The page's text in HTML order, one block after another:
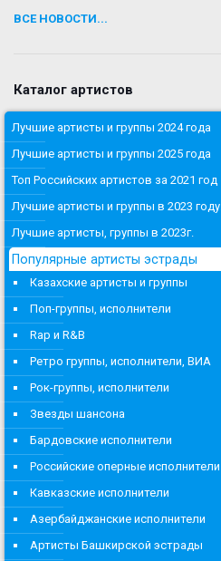
ВСЕ НОВОСТИ...
Каталог артистов
Лучшие артисты и группы 2024 года
Лучшие артисты и группы 2025 года
Топ Российских артистов за 2021 год
Лучшие артисты и группы в 2023 году.
Лучшие артисты, группы в 2023г.
Популярные артисты эстрады
Казахские артисты и группы
Поп-группы, исполнители
Rap и R&B
Ретро группы, исполнители, ВИА
Рок-группы, исполнители
Звезды шансона
Бардовские исполнители
Российские оперные исполнители
Кавказские исполнители
Азербайджанские исполнители
Артисты Башкирской эстрады